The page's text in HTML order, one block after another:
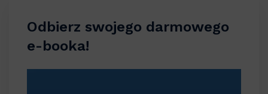
Odbierz swojego darmowego
e-booka!